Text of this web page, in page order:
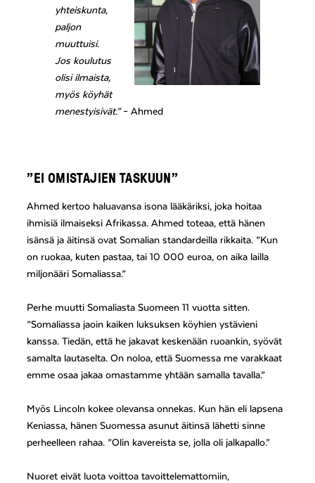
yhteiskunta,
paljon
muuttuisi.
Jos koulutus
olisi ilmaista,
myös köyhät
menestyisivät.”– Ahmed
”EI OMISTAJIEN TASKUUN”
Ahmed kertoo haluavansa isona lääkäriksi, joka hoitaa
ihmisiä ilmaiseksi Afrikassa. Ahmed toteaa, että hänen
isänsä ja äitinsä ovat Somalian standardeilla rikkaita. ”Kun
on ruokaa, kuten pastaa, tai 10 000 euroa, on aika lailla
miljonääri Somaliassa.”
Perhe muutti Somaliasta Suomeen 11 vuotta sitten.
”Somaliassa jaoin kaiken luksuksen köyhien ystävieni
kanssa. Tiedän, että he jakavat keskenään ruoankin, syövät
samalta lautaselta. On noloa, että Suomessa me varakkaat
emme osaa jakaa omastamme yhtään samalla tavalla.”
Myös Lincoln kokee olevansa onnekas. Kun hän eli lapsena
Keniassa, hänen Suomessa asunut äitinsä lähetti sinne
perheelleen rahaa. ”Olin kavereista se, jolla oli jalkapallo.”
Nuoret eivät luota voittoa tavoittelemattomiin,